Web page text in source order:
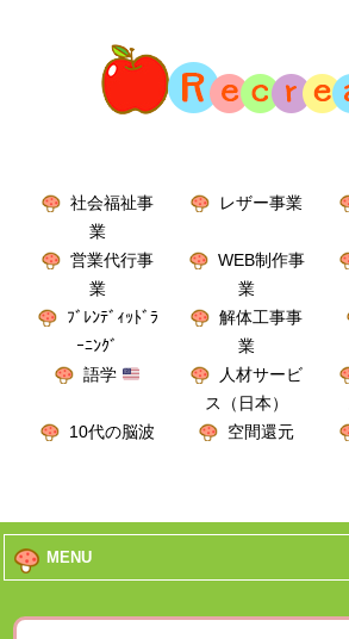
社会福祉事
業
レザー事業
営業代行事
業
WEB制作事
業
ﾌﾞﾚﾝﾃﾞｨｯﾄﾞﾗ
ｰﾆﾝｸﾞ
解体工事事
業
語学
人材サービ
ス（日本）
10代の脳波
空間還元
MENU